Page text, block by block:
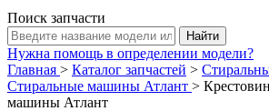
Поиск запчасти
Нужна помощь в определении модели?
Главная > Каталог запчастей >
Стиральные машины Атлант >
машины Атлант